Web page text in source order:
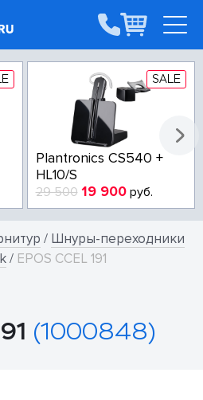
SALE
Plantronics CS540 +
HL10/S
29 500 19 900руб.
/ Шнуры-переходники
/ EPOS CCEL 191
(1000848)